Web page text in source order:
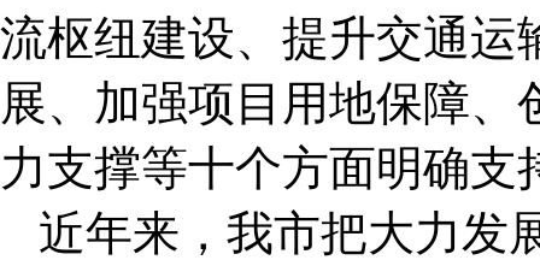
流枢纽建设、提升交通运
展、加强项目用地保障
力支撑等十个方面明确支
近年来，我市把大力发